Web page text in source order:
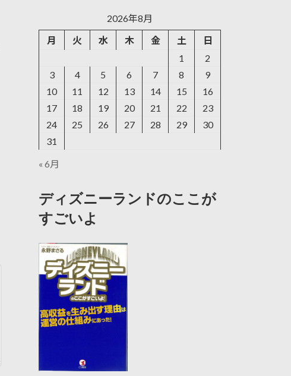
2026年8月
月
火 水 木 金 土
日
1
2
3
4 5 6 7 8
9
10
11 12 13 14 15
16
17
18 19 20 21 22
23
24
25 26 27 28 29
30
31
« 6月
ディズニーランドのここが
すごいよ